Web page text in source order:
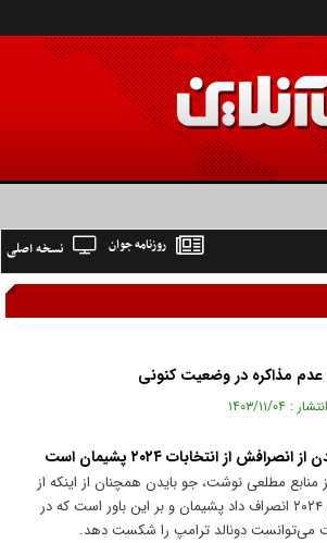
نسخه اصلی روزنامه جوان
عدم مذاکره در وضعیت کنونی
از انتخابات ۲۰۲۴ پشیمان است
منابع مطلعی نوشت، جو بایدن همچنان از اینکه از
انتخابات ریاست جمهوری ۲۰۲۴ انصراف داد پشیمان و بر این باور است که در
می‌توانست دونالد ترامپ را شکست دهد.